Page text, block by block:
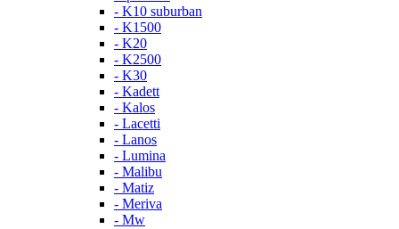
- K10 suburban
- K1500
- K20
- K2500
- K30
- Kadett
- Kalos
- Lacetti
- Lanos
- Lumina
- Malibu
- Matiz
- Meriva
- Mw